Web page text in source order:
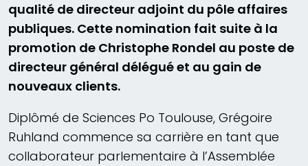
qualité de directeur adjoint du pôle affaires
publiques. Cette nomination fait suite à la
promotion de Christophe Rondel au poste de
directeur général délégué et au gain de
nouveaux clients.
Diplômé de Sciences Po Toulouse, Grégoire
Ruhland commence sa carrière en tant que
collaborateur parlementaire à l’Assemblée